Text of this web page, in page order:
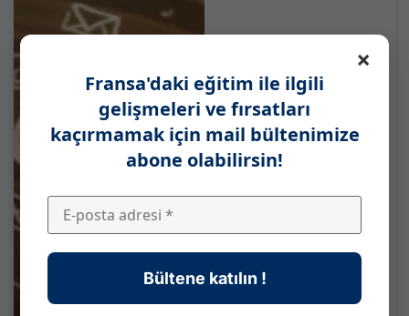
×
Fransa'daki eğitim ile ilgili
gelişmeleri ve fırsatları
kaçırmamak için mail bültenimize
abone olabilirsin!
Bültene katılın !